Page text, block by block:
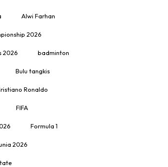
Alwi Farhan
2026
2026 badminton
Bulu tangkis
Ronaldo
FIFA
Formula 1
2026